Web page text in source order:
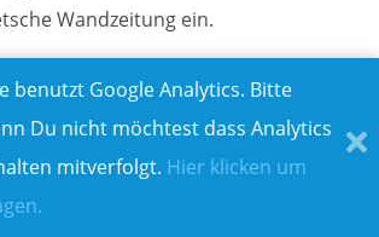
Wandzeitung ein.
für mich auf der Hand:
ein Sofort-Ventil für das, was sie der
wollen.
seinen Eintrag unterzeichnen.
benutzt Google Analytics. Bitte
Du nicht möchtest dass Analytics
mitverfolgt. Hier klicken um